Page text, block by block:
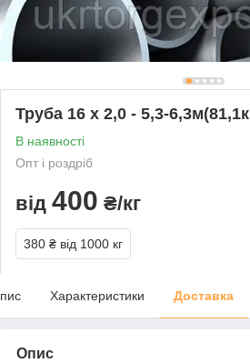
Труба 16 х 2,0 - 5,3-
В наявності
Опт і роздріб
від 400 ₴/кг
380 ₴ від 1000 кг
Характеристики Доставка
Опис